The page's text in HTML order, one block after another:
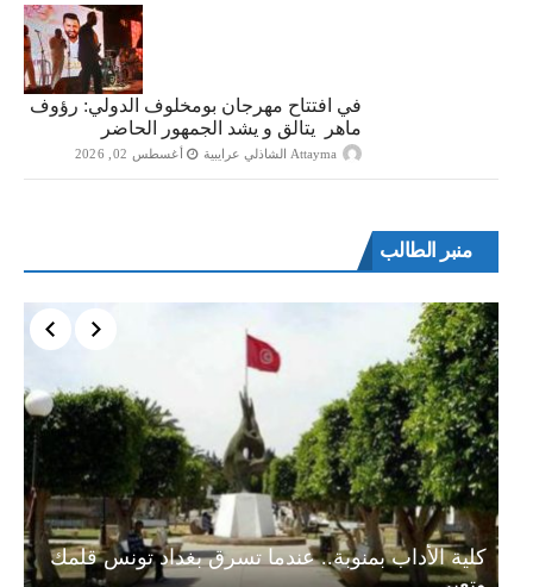
في افتتاح مهرجان بومخلوف الدولي: رؤوف
ماهر يتالق و يشد الجمهور الحاضر
Attayma الشاذلي عرايبية أغسطس 02, 2026
منبر الطالب
كلية الأداب بمنوبة.. عندما تسرق بغداد تونس قلمك